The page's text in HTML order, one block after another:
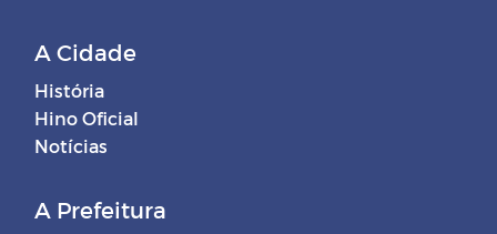
A Cidade
História
Hino Oficial
Notícias
A Prefeitura